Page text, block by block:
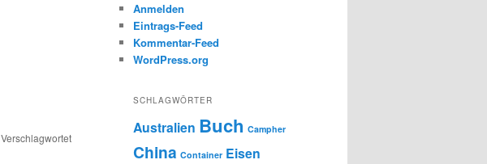
Verschlagwortet
Anmelden
Eintrags-Feed
Kommentar-Feed
WordPress.org
SCHLAGWÖRTER
Australien Buch Campher
China Container Eisen